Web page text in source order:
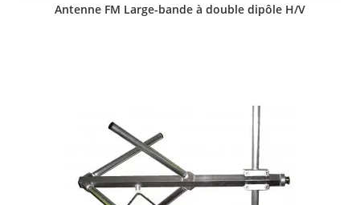
Antenne FM Large-bande à double dipôle H/V